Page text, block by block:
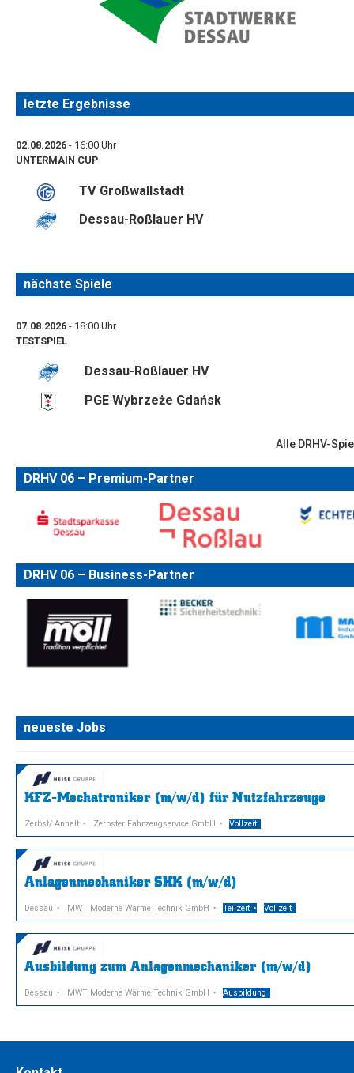
letzte Ergebnisse
02.08.2026 - 16:00 Uhr
UNTERMAIN CUP
TV Großwallstadt
Dessau-Roßlauer HV
nächste Spiele
07.08.2026 - 18:00 Uhr
TESTSPIEL
Dessau-Roßlauer HV
PGE Wybrzeże Gdańsk
Alle DRHV-
DRHV 06 – Premium-Partner
DRHV 06 – Business-Partner
neueste Jobs
KFZ-Mechatroniker (m/w/d) für Nutzfahrzeuge
Zerbst/ Anhalt Zerbster Fahrzeugservice GmbH Vollzeit
Anlagenmechaniker SHK (m/w/d)
Dessau MWT Moderne Wärme Technik GmbH Teilzeit Vollzeit
Ausbildung zum Anlagenmechaniker (m/w/d)
Dessau MWT Moderne Wärme Technik GmbH Ausbildung